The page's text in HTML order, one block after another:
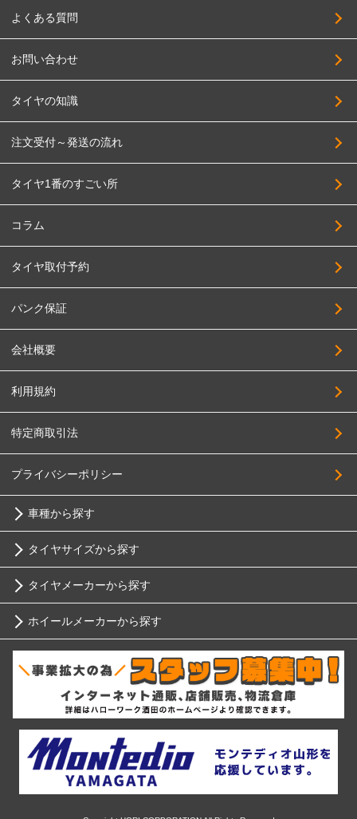
よくある質問
お問い合わせ
タイヤの知識
注文受付～発送の流れ
タイヤ1番のすごい所
コラム
タイヤ取付予約
パンク保証
会社概要
利用規約
特定商取引法
プライバシーポリシー
車種から探す
トヨタ
ニッサン
スバル
マツダ
ミツビシ
タイヤサイズから探す
10インチ
12インチ
14インチ
15インチ
タイヤメーカーから探す
ブリヂストン
ミシュラン
ヨコハマ
ダンロップ
ホイールメーカーから探す
RIH
Advanti Racing